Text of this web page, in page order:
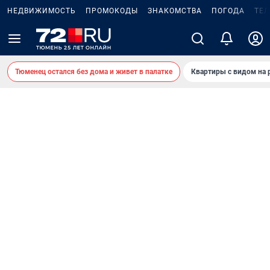
НЕДВИЖИМОСТЬ ПРОМОКОДЫ ЗНАКОМСТВА ПОГОДА
Тюменец остался без дома и живет в палатке Квартиры с видом на